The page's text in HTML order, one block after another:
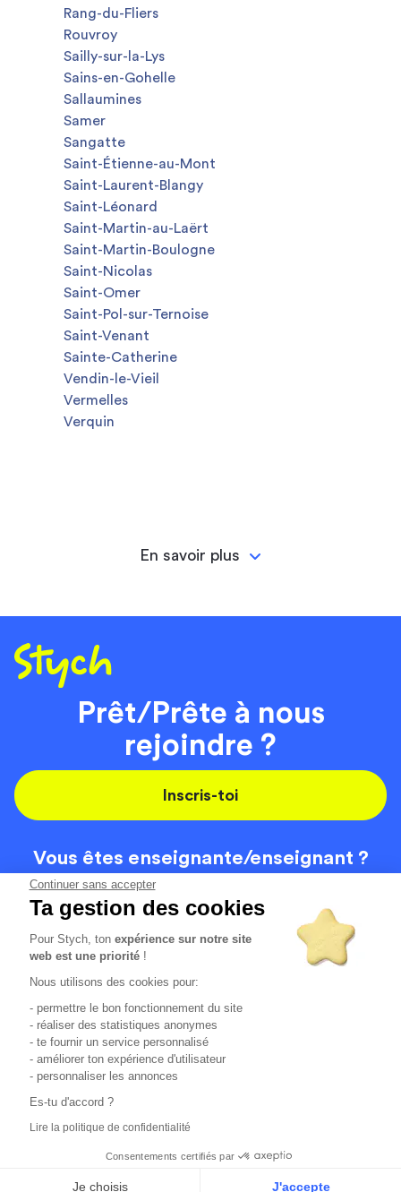
Continuer sans accepter
Ta gestion des cookies
Pour Stych, tonexpérience sur notre site
web est une priorité !
Nous utilisons des cookies pour:
- permettre le bon fonctionnement du site
- réaliser des statistiques anonymes
- te fournir un service personnalisé
- améliorer ton expérience d'utilisateur
- personnaliser les annonces
Es-tu d'accord ?
Lire la politique de confidentialité
Consentements certifiés par
Je choisis J'accepte
Rang-du-Fliers
Rouvroy
Sailly-sur-la-Lys
Sains-en-Gohelle
Sallaumines
Samer
Sangatte
Saint-Étienne-au-Mont
Saint-Laurent-Blangy
Saint-Léonard
Saint-Martin-au-Laërt
Saint-Martin-Boulogne
Saint-Nicolas
Saint-Omer
Saint-Pol-sur-Ternoise
Saint-Venant
Sainte-Catherine
Vendin-le-Vieil
Vermelles
Verquin
En savoir plus
Prêt/Prête à nous
rejoindre ?
Inscris-toi
Vous êtes enseignante/enseignant ?
On recrute
Code de la route
Localisation
Contact
Tous les avis clients4.6/5 (51136 avis publiés)
Comment sont calculés nos taux de réussite ?
passé leur examen une ou deux fois au cours des 12 derniers